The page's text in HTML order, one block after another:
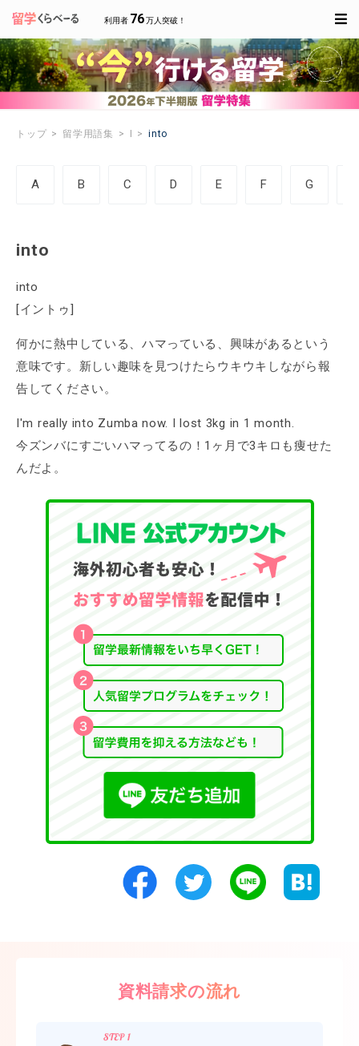
利用者 76万人突破！
トップ 留学用語集 into
A B C D E F G
into
into
[イントゥ]
何かに熱中している、ハマっている、興味があるという
意味です。新しい趣味を見つけたらウキウキしながら報
告してください。
I'm really into Zumba now. I lost 3kg in 1 month.
今ズンバにすごいハマってるの！1ヶ月で3キロも痩せた
んだよ。
資料請求の流れ